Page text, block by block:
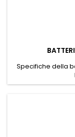
Specifiche della